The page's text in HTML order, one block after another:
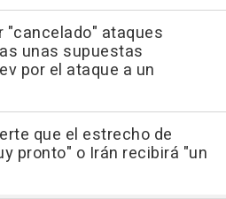
"cancelado" ataques
unas supuestas
por el ataque a un
que el estrecho de
pronto" o Irán recibirá "un